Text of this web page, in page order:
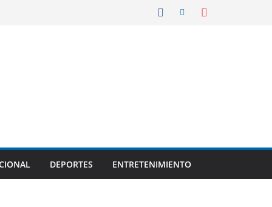
DEPORTES ENTRETENIMIENTO